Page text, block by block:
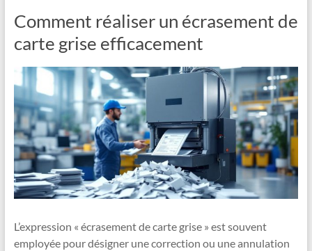
Comment réaliser un écrasement de
carte grise efficacement
L’expression « écrasement de carte grise » est souvent
employée pour désigner une correction ou une annulation